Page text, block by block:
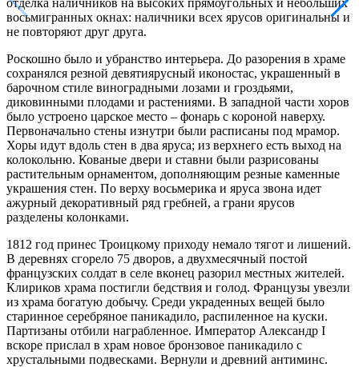
восьмигранных окнах: наличники всех ярусов оригинальны и
не повторяют друг друга.
Роскошно было и убранство интерьера. До разорения в храме
сохранялся резной девятиярусный иконостас, украшенный в
барочном стиле виноградными лозами и гроздьями,
диковинными плодами и растениями. В западной части хоров
было устроено царское место – фонарь с короной наверху.
Первоначально стены изнутри были расписаны под мрамор.
Хоры идут вдоль стен в два яруса; из верхнего есть выход на
колокольню. Кованые двери и ставни были разрисованы
растительным орнаментом, дополняющим резные каменные
украшения стен. По верху восьмерика и яруса звона идет
ажурный декоративный ряд гребней, а грани ярусов
разделены колонками.
1812 год принес Троицкому приходу немало тягот и лишений.
В деревнях сгорело 75 дворов, а двухмесячный постой
французских солдат в селе вконец разорил местных жителей.
Клириков храма постигли бедствия и голод. Французы увезли
из храма богатую добычу. Среди украденных вещей было
старинное серебряное паникадило, распиленное на куски.
Партизаны отбили награбленное. Император Александр I
вскоре прислал в храм новое бронзовое паникадило с
хрустальными подвесками. Вернули и древний антиминс.